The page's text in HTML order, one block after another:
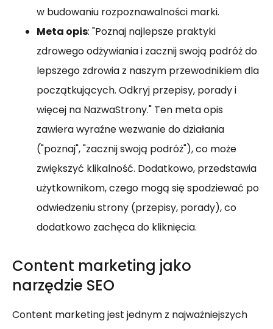
w budowaniu rozpoznawalności marki.
Meta opis: "Poznaj najlepsze praktyki
zdrowego odżywiania i zacznij swoją podróż do
lepszego zdrowia z naszym przewodnikiem dla
początkujących. Odkryj przepisy, porady i
więcej na NazwaStrony." Ten meta opis
zawiera wyraźne wezwanie do działania
("poznaj", "zacznij swoją podróż"), co może
zwiększyć klikalność. Dodatkowo, przedstawia
użytkownikom, czego mogą się spodziewać po
odwiedzeniu strony (przepisy, porady), co
dodatkowo zachęca do kliknięcia.
Content marketing jako
narzędzie SEO
Content marketing jest jednym z najważniejszych